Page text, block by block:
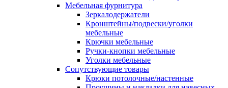
Мебельная фурнитура
Зеркалодержатели
Кронштейны/подвески/уголки
мебельные
Крючки мебельные
Ручки-кнопки мебельные
Уголки мебельные
Сопутствующие товары
Крюки потолочные/настенные